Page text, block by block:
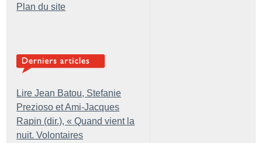
Plan du site
Lire Jean Batou, Stefanie
Prezioso et Ami-Jacques
Rapin (dir.), « Quand vient la
nuit. Volontaires